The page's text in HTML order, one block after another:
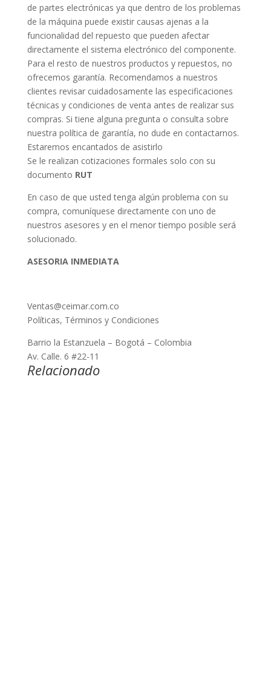
de partes electrónicas ya que dentro de los problemas
de la máquina puede existir causas ajenas a la
funcionalidad del repuesto que pueden afectar
directamente el sistema electrónico del componente.
Para el resto de nuestros productos y repuestos, no
ofrecemos garantía. Recomendamos a nuestros
clientes revisar cuidadosamente las especificaciones
técnicas y condiciones de venta antes de realizar sus
compras. Si tiene alguna pregunta o consulta sobre
nuestra política de garantía, no dude en contactarnos.
Estaremos encantados de asistirlo
Se le realizan cotizaciones formales solo con su
documento RUT
En caso de que usted tenga algún problema con su
compra, comuníquese directamente con uno de
nuestros asesores y en el menor tiempo posible será
solucionado.
ASESORIA INMEDIATA
Ventas@ceimar.com.co
Políticas, Términos y Condiciones
Barrio la Estanzuela – Bogotá – Colombia
Av. Calle. 6 #22-11
Relacionado